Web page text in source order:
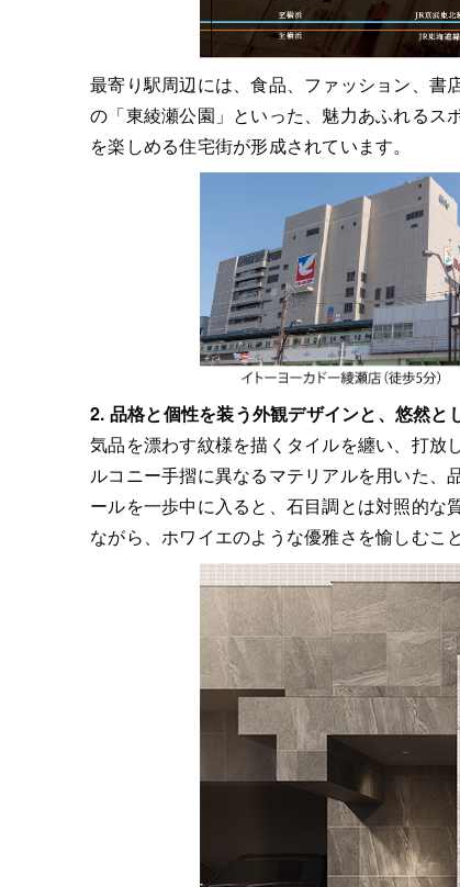
最寄り駅周辺には、食品、ファッション、書
の「東綾瀬公園」といった、魅力あふれるス
を楽しめる住宅街が形成されています。
2. 品格と個性を装う外観デザインと、悠然
気品を漂わす紋様を描くタイルを纏い、打放
ルコニー手摺に異なるマテリアルを用いた、
ールを一歩中に入ると、石目調とは対照的な
ながら、ホワイエのような優雅さを愉しむこ